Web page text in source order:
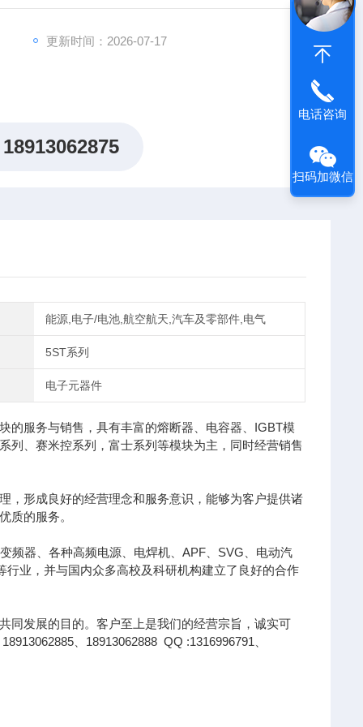
更新时间：2026-07-17
18913062875
能源,电子/电池,航空航天,汽车及零部件,电气
5ST系列
电子元器件
的服务与销售，具有丰富的熔断器、电容器、IGBT模
列、赛米控系列，富士系列等模块为主，同时经营销售
，形成良好的经营理念和服务意识，能够为客户提供诸
质的服务。
频器、各种高频电源、电焊机、APF、SVG、电动汽
业，并与国内众多高校及科研机构建立了良好的合作
同发展的目的。客户至上是我们的经营宗旨，诚实可
、18913062888 QQ :1316996791、
电话咨询
扫码加微信